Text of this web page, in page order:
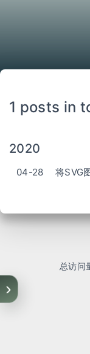
1 posts in
2020
04-28 将SVG
总访问
›